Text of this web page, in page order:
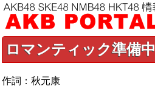
ロマンティック準備中
作詞：秋元康